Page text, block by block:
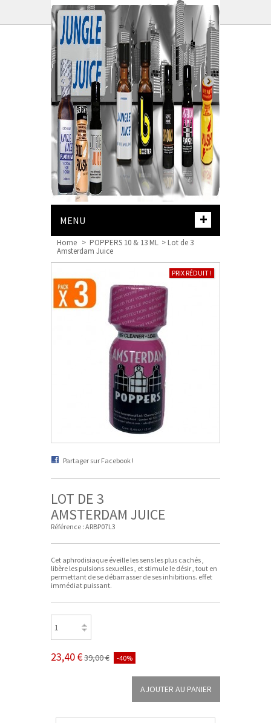
PANIER :
+
MENU
Home > POPPERS 10 & 13 ML > Lot de 3
Amsterdam Juice
PRIX RÉDUIT !
Partager sur Facebook !
LOT DE 3
AMSTERDAM JUICE
Référence : ARBP07L3
Cet aphrodisiaque éveille les sens les plus cachés ,
libère les pulsions sexuelles , et stimule le désir , tout en
permettant de se débarrasser de ses inhibitions. effet
immédiat puissant.
23,40 €39,00 € -40%